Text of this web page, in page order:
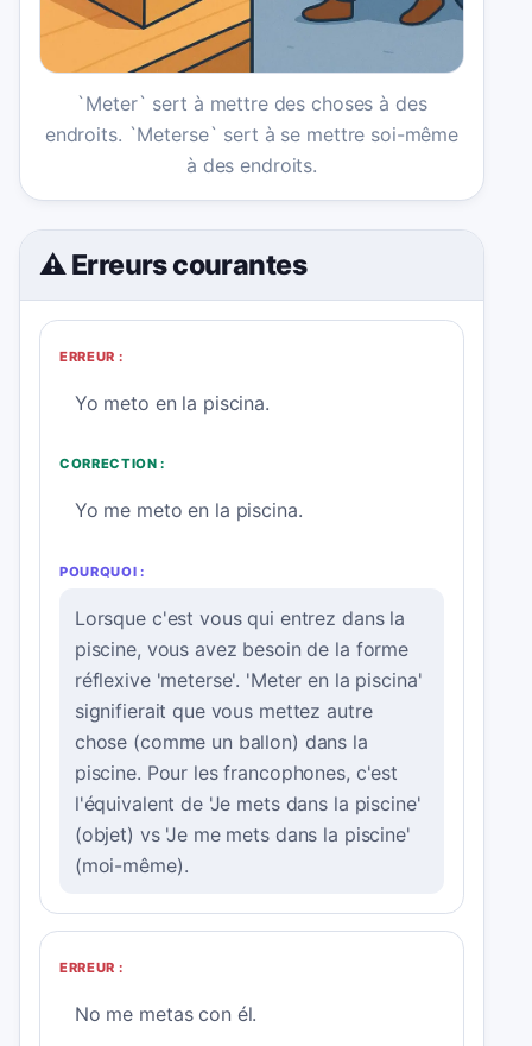
`Meter` sert à mettre des choses à des
endroits. `Meterse` sert à se mettre soi-même
à des endroits.
⚠️ Erreurs courantes
ERREUR :
Yo meto en la piscina.
CORRECTION :
Yo me meto en la piscina.
POURQUOI :
Lorsque c'est vous qui entrez dans la
piscine, vous avez besoin de la forme
réflexive 'meterse'. 'Meter en la piscina'
signifierait que vous mettez autre
chose (comme un ballon) dans la
piscine. Pour les francophones, c'est
l'équivalent de 'Je mets dans la piscine'
(objet) vs 'Je me mets dans la piscine'
(moi-même).
ERREUR :
No me metas con él.